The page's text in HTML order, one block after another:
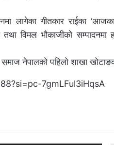
लागेका गीतकार राईका
विमल भौकाजीको सम्पादनमा
नेपालको पहिलो शाखा
7gmLFul3iHqsA